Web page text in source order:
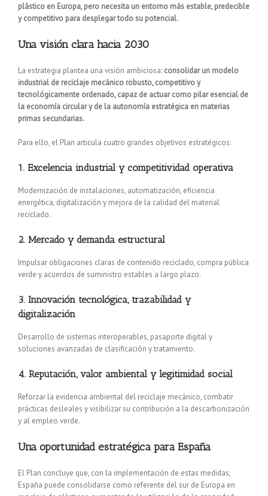
plástico en Europa, pero necesita un entorno más estable, predecible
y competitivo para desplegar todo su potencial.
Una visión clara hacia 2030
La estrategia plantea una visión ambiciosa: consolidar un modelo
industrial de reciclaje mecánico robusto, competitivo y
tecnológicamente ordenado, capaz de actuar como pilar esencial de
la economía circular y de la autonomía estratégica en materias
primas secundarias.
Para ello, el Plan articula cuatro grandes objetivos estratégicos:
1. Excelencia industrial y competitividad operativa
Modernización de instalaciones, automatización, eficiencia
energética, digitalización y mejora de la calidad del material
reciclado.
2. Mercado y demanda estructural
Impulsar obligaciones claras de contenido reciclado, compra pública
verde y acuerdos de suministro estables a largo plazo.
3. Innovación tecnológica, trazabilidad y
digitalización
Desarrollo de sistemas interoperables, pasaporte digital y
soluciones avanzadas de clasificación y tratamiento.
4. Reputación, valor ambiental y legitimidad social
Reforzar la evidencia ambiental del reciclaje mecánico, combatir
prácticas desleales y visibilizar su contribución a la descarbonización
y al empleo verde.
Una oportunidad estratégica para España
El Plan concluye que, con la implementación de estas medidas,
España puede consolidarse como referente del sur de Europa en